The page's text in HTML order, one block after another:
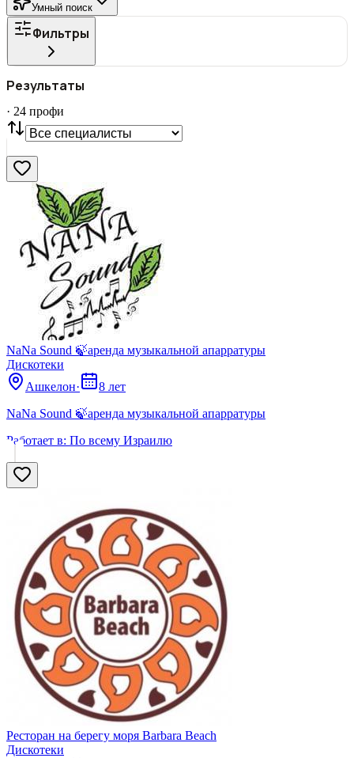
Умный поиск
Фильтры
Все
СТАТУС
VIP С фото
Нашли
Сбросить
Результаты
· 24 профи
NaNa Sound 🍃аренда музыкальной апарратуры
Дискотеки
Ашкелон·
8 лет
NaNa Sound 🍃аренда музыкальной апарратуры
Работает в: По всему Израилю
Ресторан на берегу моря Barbara Beach
Дискотеки